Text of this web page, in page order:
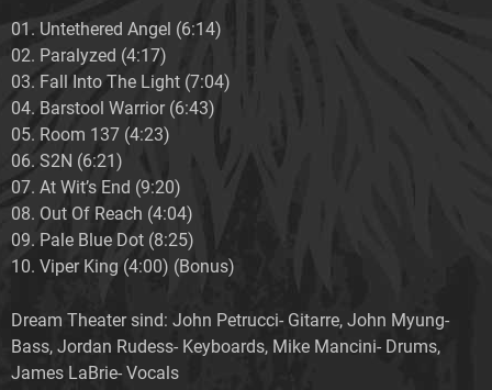
01. Untethered Angel (6:14)
02. Paralyzed (4:17)
03. Fall Into The Light (7:04)
04. Barstool Warrior (6:43)
05. Room 137 (4:23)
06. S2N (6:21)
07. At Wit’s End (9:20)
08. Out Of Reach (4:04)
09. Pale Blue Dot (8:25)
10. Viper King (4:00) (Bonus)
Dream Theater sind: John Petrucci- Gitarre, John Myung-
Bass, Jordan Rudess- Keyboards, Mike Mancini- Drums,
James LaBrie- Vocals